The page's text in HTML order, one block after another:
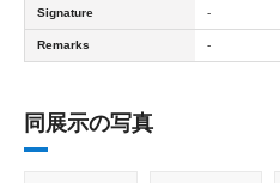
Signature -
Remarks -
同展示の写真